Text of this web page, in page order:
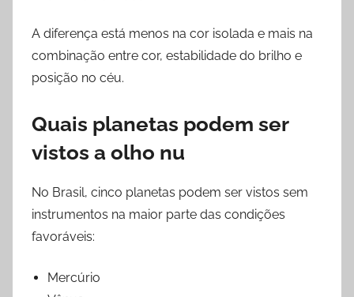
A diferença está menos na cor isolada e mais na
combinação entre cor, estabilidade do brilho e
posição no céu.
Quais planetas podem ser
vistos a olho nu
No Brasil, cinco planetas podem ser vistos sem
instrumentos na maior parte das condições
favoráveis:
Mercúrio